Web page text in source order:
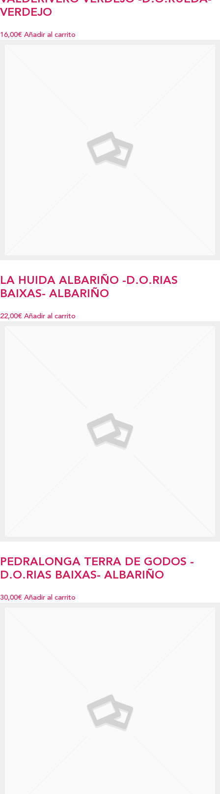
VERDEJO
16,00€ Añadir al carrito
LA HUIDA ALBARIÑO -D.O.RIAS
BAIXAS- ALBARIÑO
22,00€ Añadir al carrito
PEDRALONGA TERRA DE GODOS -
D.O.RIAS BAIXAS- ALBARIÑO
30,00€ Añadir al carrito